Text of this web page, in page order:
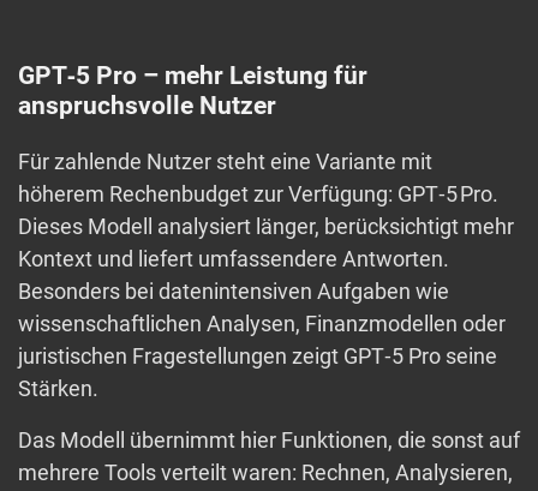
GPT‑5 Pro – mehr Leistung für
anspruchsvolle Nutzer
Für zahlende Nutzer steht eine Variante mit
höherem Rechenbudget zur Verfügung: GPT‑5 Pro.
Dieses Modell analysiert länger, berücksichtigt mehr
Kontext und liefert umfassendere Antworten.
Besonders bei datenintensiven Aufgaben wie
wissenschaftlichen Analysen, Finanzmodellen oder
juristischen Fragestellungen zeigt GPT‑5 Pro seine
Stärken.
Das Modell übernimmt hier Funktionen, die sonst auf
mehrere Tools verteilt waren: Rechnen, Analysieren,